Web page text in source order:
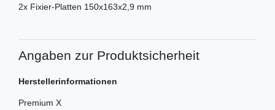
2x Fixier-Platten 150x163x2,9 mm
Angaben zur Produktsicherheit
Herstellerinformationen
Premium X